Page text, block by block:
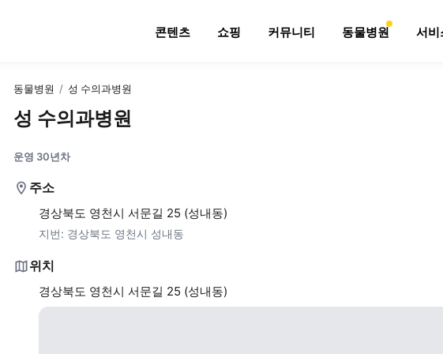
콘텐츠 쇼핑 커뮤니티 동물병원 서비
동물병원 / 성 수의과병원
성 수의과병원
운영 30년차
주소
경상북도 영천시 서문길 25 (성내동)
지번: 경상북도 영천시 성내동
위치
경상북도 영천시 서문길 25 (성내동)